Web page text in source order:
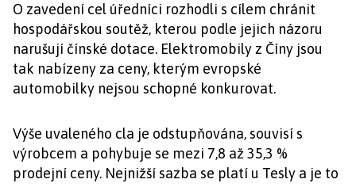
O zavedení cel úředníci rozhodli s cílem chránit
hospodářskou soutěž, kterou podle jejich názoru
narušují čínské dotace. Elektromobily z Číny jsou
tak nabízeny za ceny, kterým evropské
automobilky nejsou schopné konkurovat.
Výše uvaleného cla je odstupňována, souvisí s
výrobcem a pohybuje se mezi 7,8 až 35,3 %
prodejní ceny. Nejnižší sazba se platí u Tesly a je to